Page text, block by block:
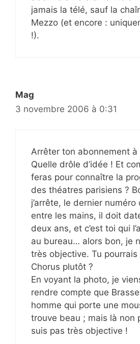
jamais la télé, sauf la
Mezzo (et encore :
!).
Mag
3 novembre 2006 à 0:31
Arrêter ton abonnement à
Quelle drôle d’idée ! Et
feras pour connaître la
des théatres parisiens ?
j’arrête, le dernier numéro
entre les mains, il doit
deux ans, et c’est toi qui
au bureau… alors bon, je
très objective. Tu pourrais
Chorus plutôt ?
En voyant la photo, je
rendre compte que
homme qui porte une
trouve beau ; mais là non
suis pas très objective !